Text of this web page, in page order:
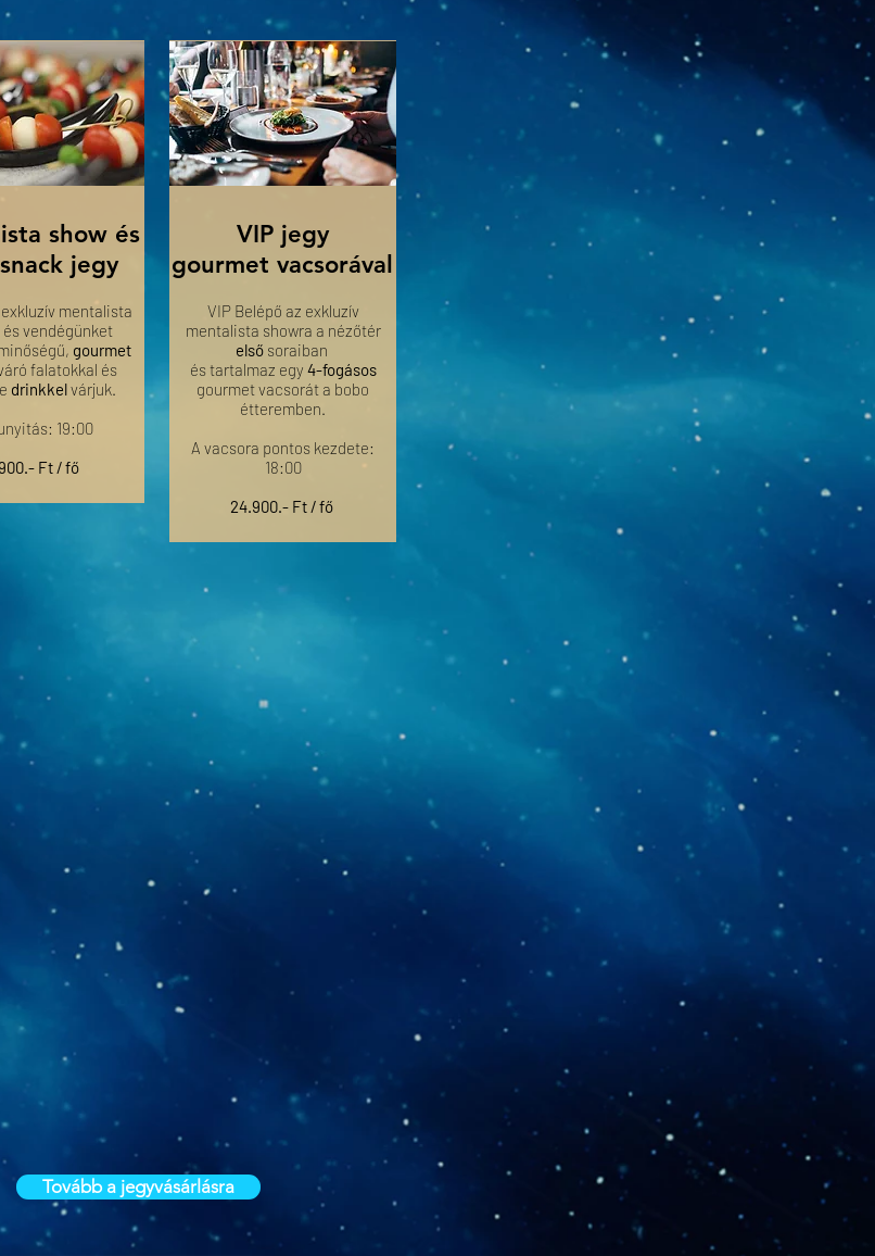
show és
jegy
mentalista
és vendégünket
gourmet
falatokkal és
drinkkelvárjuk.
19:00
Ft / fő
VIP jegy
gourmet vacsorával
VIP Belépő az exkluzív
mentalista showra a nézőtér
elsősoraiban
és tartalmaz egy 4-fogásos
gourmet vacsorát a bobo
étteremben.
A vacsora pontos kezdete:
18:00
24.900.- Ft / fő
Tovább a jegyvásárlásra